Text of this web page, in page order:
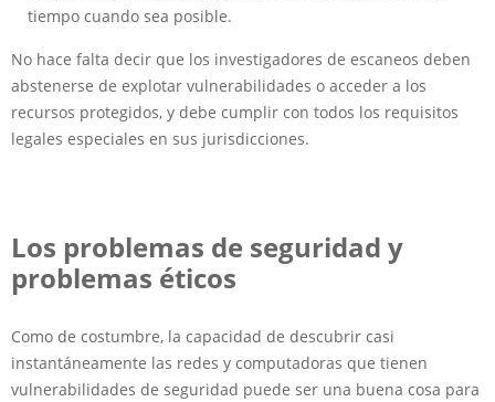
tiempo cuando sea posible.
No hace falta decir que los investigadores de escaneos deben
abstenerse de explotar vulnerabilidades o acceder a los
recursos protegidos, y debe cumplir con todos los requisitos
legales especiales en sus jurisdicciones.
Los problemas de seguridad y
problemas éticos
Como de costumbre, la capacidad de descubrir casi
instantáneamente las redes y computadoras que tienen
vulnerabilidades de seguridad puede ser una buena cosa para